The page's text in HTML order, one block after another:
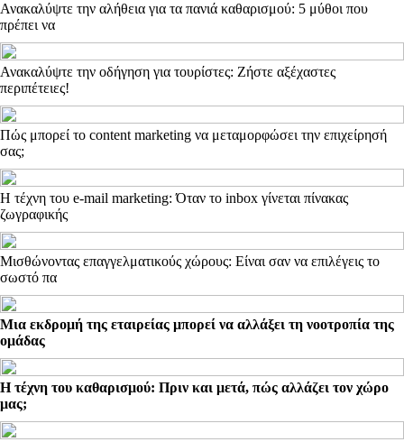
Ανακαλύψτε την αλήθεια για τα πανιά καθαρισμού: 5 μύθοι που
πρέπει να
Ανακαλύψτε την οδήγηση για τουρίστες: Ζήστε αξέχαστες
περιπέτειες!
Πώς μπορεί το content marketing να μεταμορφώσει την επιχείρησή
σας;
Η τέχνη του e-mail marketing: Όταν το inbox γίνεται πίνακας
ζωγραφικής
Μισθώνοντας επαγγελματικούς χώρους: Είναι σαν να επιλέγεις το
σωστό πα
Μια εκδρομή της εταιρείας μπορεί να αλλάξει τη νοοτροπία της
ομάδας
Η τέχνη του καθαρισμού: Πριν και μετά, πώς αλλάζει τον χώρο
μας;